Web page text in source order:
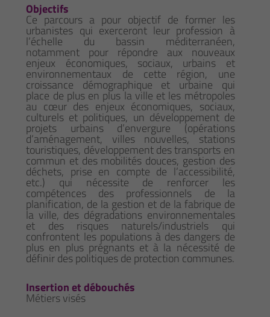
Objectifs
Ce parcours a pour objectif de former les
urbanistes qui exerceront leur profession à
l’échelle du bassin méditerranéen,
notamment pour répondre aux nouveaux
enjeux économiques, sociaux, urbains et
environnementaux de cette région, une
croissance démographique et urbaine qui
place de plus en plus la ville et les métropoles
au cœur des enjeux économiques, sociaux,
culturels et politiques, un développement de
projets urbains d’envergure (opérations
d’aménagement, villes nouvelles, stations
touristiques, développement des transports en
commun et des mobilités douces, gestion des
déchets, prise en compte de l’accessibilité,
etc.) qui nécessite de renforcer les
compétences des professionnels de la
planification, de la gestion et de la fabrique de
la ville, des dégradations environnementales
et des risques naturels/industriels qui
confrontent les populations à des dangers de
plus en plus prégnants et à la nécessité de
définir des politiques de protection communes.
Insertion et débouchés
Métiers visés